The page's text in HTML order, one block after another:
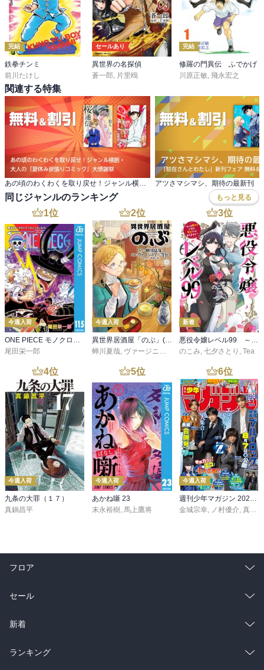
完結
鉄拳チンミ
前川たけし
セールあり
異世界の名探偵
蒼一郎
片里鴎
完結
修羅の門異伝 ふでかげ
川原正敏 飛永宏之
関連する特集
同じジャンルのランキング もっと見る
1位
今週入荷
ONE PIECE モノクロ版 115
尾田栄一郎
2位
今週入荷
異世界居酒屋「のぶ」(22)
蝉川夏哉, ヴァージニア二等兵 ,転
3位
新着
悪役令嬢レベル99 ～私は裏ボスですが魔王ではありません～ その６
のこみ, 七夕さとり , Tea
4位
今週入荷
九条の大罪（１７）
真鍋昌平
5位
今週入荷
あかね噺 23
末永裕樹, 馬上鷹将
6位
今週入荷
週刊少年マガジン 2026年36・37号[2026年8月5日発売]
金城宗幸, ノ村優介, 真島ヒロ
フロア
総合
ラノベ
雑誌・グラビア
セール
総合
ラノベ
新着
総合
ランキング